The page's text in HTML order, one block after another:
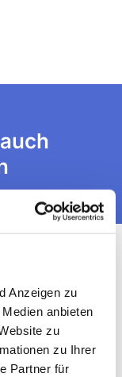
Anzeigen zu
anbieten
zu
zu Ihrer
Partner für